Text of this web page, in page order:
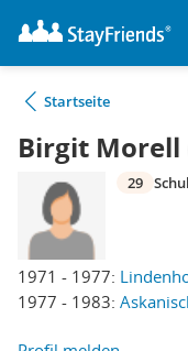
Startseite
Birgit Morell
1971 - 1977:
1977 - 1983:
29